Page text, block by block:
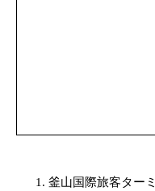
釜山国際旅客ター